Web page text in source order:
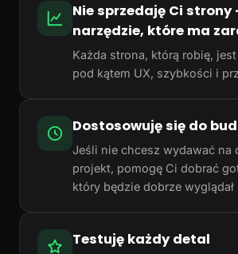
Nie sprzedaję Ci strony
narzędzie, które ma
Każda strona, którą robię,
pod kątem UX, szybkości i
Dostosowuję się do
Jeśli nie chcesz wydawać na
projekt, pomogę Ci dobrać
który będzie dobrze wyglądał i
Testuję każdy detal